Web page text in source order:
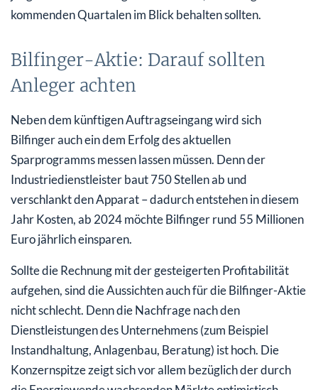
kommenden Quartalen im Blick behalten sollten.
Bilfinger-Aktie: Darauf sollten
Anleger achten
Neben dem künftigen Auftragseingang wird sich
Bilfinger auch ein dem Erfolg des aktuellen
Sparprogramms messen lassen müssen. Denn der
Industriedienstleister baut 750 Stellen ab und
verschlankt den Apparat – dadurch entstehen in diesem
Jahr Kosten, ab 2024 möchte Bilfinger rund 55 Millionen
Euro jährlich einsparen.
Sollte die Rechnung mit der gesteigerten Profitabilität
aufgehen, sind die Aussichten auch für die Bilfinger-Aktie
nicht schlecht. Denn die Nachfrage nach den
Dienstleistungen des Unternehmens (zum Beispiel
Instandhaltung, Anlagenbau, Beratung) ist hoch. Die
Konzernspitze zeigt sich vor allem bezüglich der durch